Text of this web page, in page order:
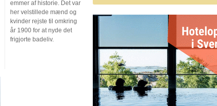
emmer af historie. Det var
her velstillede mænd og
kvinder rejste til omkring
år 1900 for at nyde det
frigjorte badeliv.